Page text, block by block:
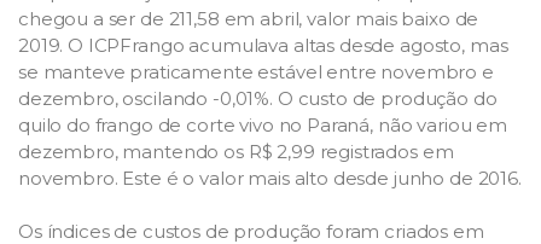
chegou a ser de 211,58 em abril, valor mais baixo de
2019. O ICPFrango acumulava altas desde agosto, mas
se manteve praticamente estável entre novembro e
dezembro, oscilando -0,01%. O custo de produção do
quilo do frango de corte vivo no Paraná, não variou em
dezembro, mantendo os R$ 2,99 registrados em
novembro. Este é o valor mais alto desde junho de 2016.
Os índices de custos de produção foram criados em